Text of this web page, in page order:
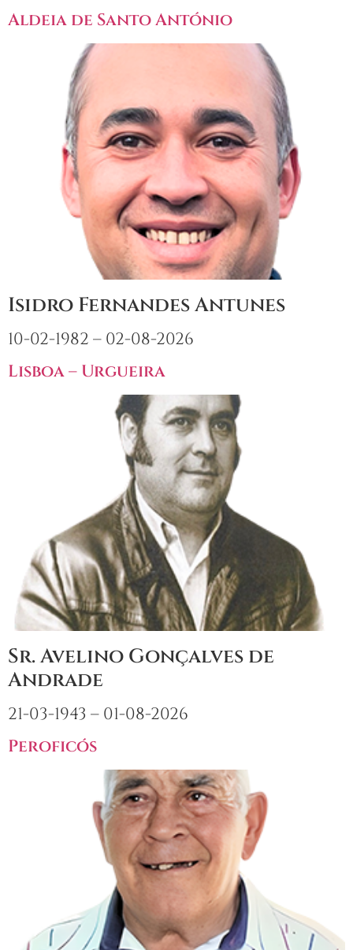
Aldeia de Santo António
Isidro Fernandes Antunes
10-02-1982 – 02-08-2026
Lisboa – Urgueira
Sr. Avelino Gonçalves de
Andrade
21-03-1943 – 01-08-2026
Peroficós